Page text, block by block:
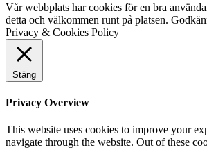
Vår webbplats har cookies för en bra
detta och välkommen runt på platsen.
Privacy & Cookies Policy
Stäng
Privacy Overview
This website uses cookies to improve your
navigate through the website. Out of these